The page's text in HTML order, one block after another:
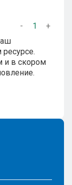
- 1
+
и в скором